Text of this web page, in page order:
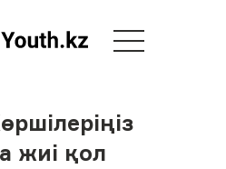
жиі қол